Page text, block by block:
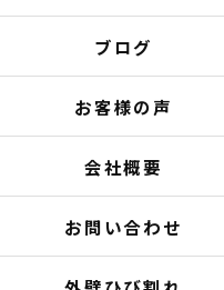
ブログ
お客様の声
会社概要
お問い合わせ